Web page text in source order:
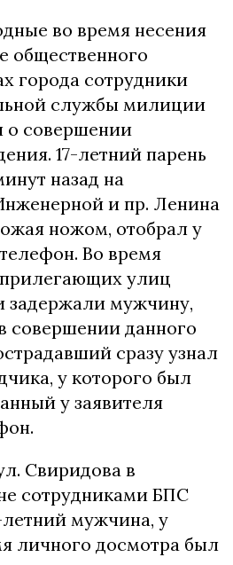
во время несения
общественного
города сотрудники
службы милиции
о совершении
17-летний парень
назад на
и пр. Ленина
ножом, отобрал у
Во время
улиц
задержали мужчину,
совершении данного
сразу узнал
у которого был
у заявителя
Свиридова в
сотрудниками БПС
мужчина, у
личного досмотра был